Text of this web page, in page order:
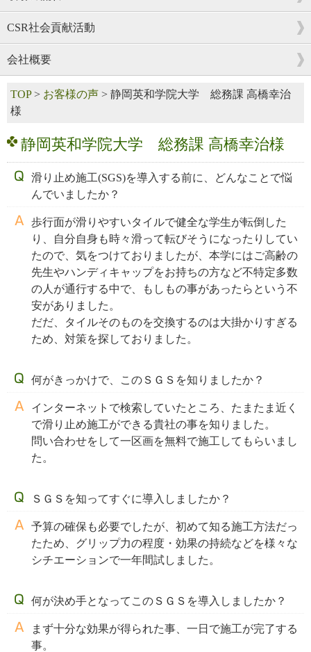
CSR社会貢献活動
会社概要
TOP> お客様の声 > 静岡英和学院大学 総務課 高橋幸治
様
静岡英和学院大学 総務課 高橋幸治様
滑り止め施工(SGS)を導入する前に、どんなことで悩
んでいましたか？
歩行面が滑りやすいタイルで健全な学生が転倒した
り、自分自身も時々滑って転びそうになったりしてい
たので、気をつけておりましたが、本学にはご高齢の
先生やハンディキャップをお持ちの方など不特定多数
の人が通行する中で、もしもの事があったらという不
安がありました。
だだ、タイルそのものを交換するのは大掛かりすぎる
ため、対策を探しておりました。
何がきっかけで、このＳＧＳを知りましたか？
インターネットで検索していたところ、たまたま近く
で滑り止め施工ができる貴社の事を知りました。
問い合わせをして一区画を無料で施工してもらいまし
た。
ＳＧＳを知ってすぐに導入しましたか？
予算の確保も必要でしたが、初めて知る施工方法だっ
たため、グリップ力の程度・効果の持続などを様々な
シチエーションで一年間試しました。
何が決め手となってこのＳＧＳを導入しましたか？
まず十分な効果が得られた事、一日で施工が完了する
事。